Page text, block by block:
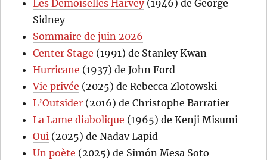
Les Demoiselles Harvey(1946) de George
Sidney
Sommaire de juin 2026
Center Stage (1991) de Stanley Kwan
Hurricane (1937) de John Ford
Vie privée (2025) de Rebecca Zlotowski
L’Outsider (2016) de Christophe Barratier
La Lame diabolique (1965) de Kenji Misumi
Oui (2025) de Nadav Lapid
Un poète (2025) de Simón Mesa Soto